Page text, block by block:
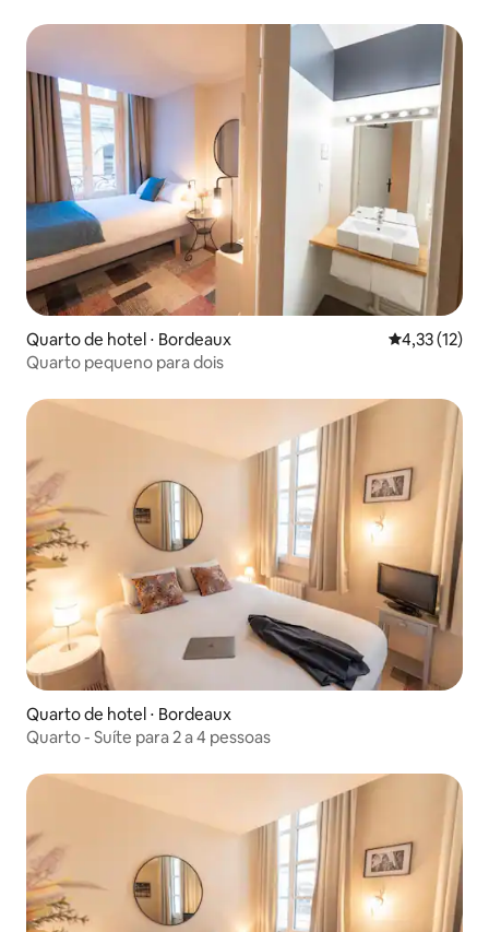
Quarto de hotel ⋅ Bordeaux 4,33 de uma
4,33 (12)
Quarto pequeno para dois
Quarto de hotel ⋅ Bordeaux
Quarto - Suíte para 2 a 4 pessoas